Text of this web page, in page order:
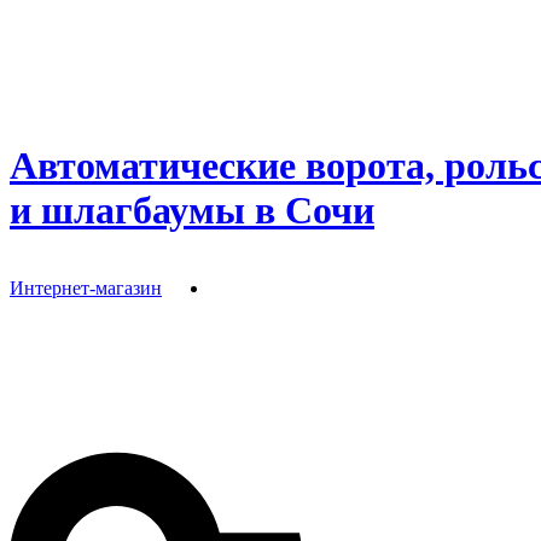
Автоматические ворота,
и шлагбаумы в Сочи
Интернет-магазин